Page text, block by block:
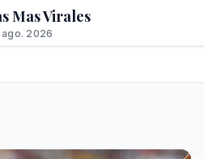
Mas Virales
ago. 2026